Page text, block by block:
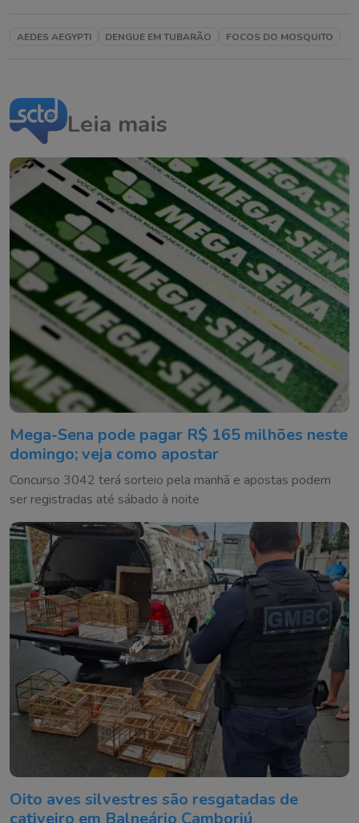
AEDES AEGYPTI DENGUE EM TUBARÃO FOCOS DO MOSQUITO
Leia mais
Mega-Sena pode pagar R$ 165 milhões neste
domingo; veja como apostar
Concurso 3042 terá sorteio pela manhã e apostas podem
ser registradas até sábado à noite
Oito aves silvestres são resgatadas de
cativeiro em Balneário Camboriú